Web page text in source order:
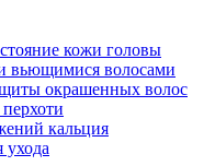
кожи головы
вьющимися волосами
окрашенных волос
кальция
ухода